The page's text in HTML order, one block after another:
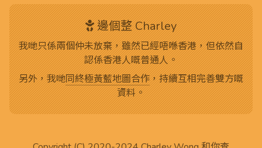
邊個整 Charley
我哋只係兩個仲未放棄，雖然已經唔喺香港，但依然自
認係香港人嘅普通人。
另外，我哋同終極黃藍地圖合作，持續互相完善雙方嘅
資料。